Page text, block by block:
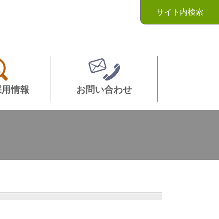
情報 お問い合わせ
サイト内検索